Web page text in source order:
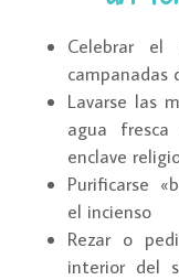
Celebrar
campanadas
Lavarse las
agua
enclave
Purificarse
el incienso
Rezar o
interior del